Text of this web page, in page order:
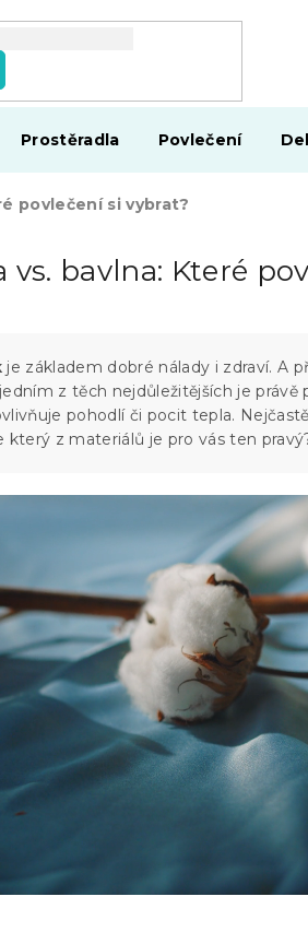
Prostěradla Povlečení
povlečení si vybrat?
vs. bavlna: Které
je základem dobré nálady i zdraví. A
z těch nejdůležitějších je právě
pohodlí či pocit tepla.
který z materiálů je pro vás ten